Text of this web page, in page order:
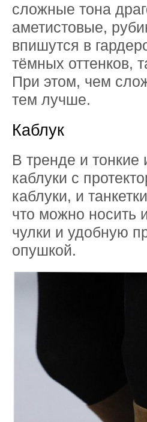
сложные тона
аметистовые,
впишутся в
тёмных оттенков,
При этом, чем
тем лучше.
Каблук
В тренде и
каблуки с
каблуки, и
что можно носить
чулки и удобную
опушкой.